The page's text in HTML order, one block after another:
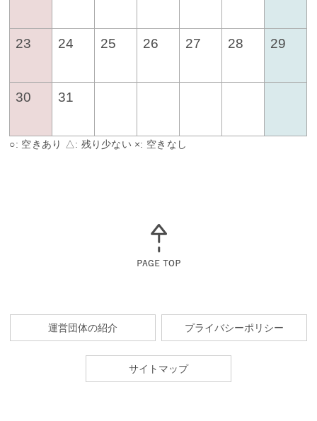
23 24 25 26 27 28 29
30 31
○: 空きあり △: 残り少ない ×: 空きなし
運営団体の紹介 プライバシーポリシー
サイトマップ